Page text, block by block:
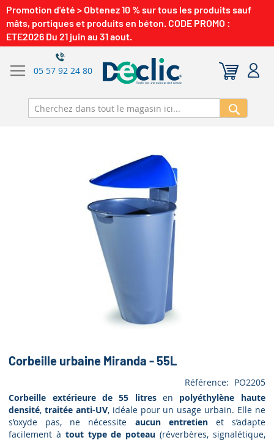
Promotion d'été > Obtenez 10 % sur tous les produits sauf
mâts, portiques et produits en béton. CODE PROMO :
ETE2026 Du 21 juin au 31 aout.
05 57 92 24 80
Corbeille urbaine Miranda - 55L
Référence
PO2205
Corbeille extérieure de 55 litresen polyéthylène haute
densité,traitée anti-UV, idéale pour un usage urbain. Elle ne
s’oxyde pas, ne nécessite aucun entretienet s’adapte
facilement à tout type de poteau (réverbères, signalétique,